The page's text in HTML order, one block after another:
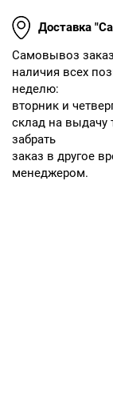
Доставка
Cамовывоз
наличия всех
неделю:
вторник и
склад на выдачу
забрать
заказ в другое
менеджером.